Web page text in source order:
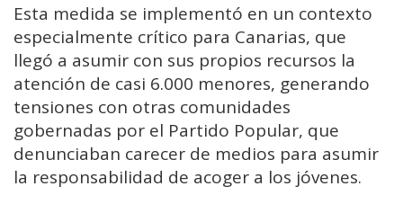
Esta medida se implementó en un contexto
especialmente crítico para Canarias, que
llegó a asumir con sus propios recursos la
atención de casi 6.000 menores, generando
tensiones con otras comunidades
gobernadas por el Partido Popular, que
denunciaban carecer de medios para asumir
la responsabilidad de acoger a los jóvenes.